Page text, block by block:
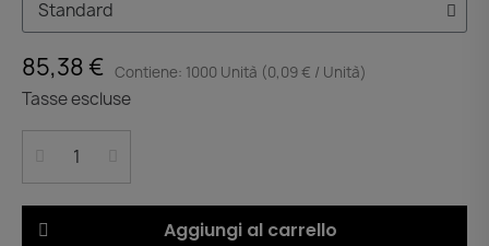
85,38 € Contiene: 1000 Unità (0,09 € / Unità)
Tasse escluse
Aggiungi al carrello